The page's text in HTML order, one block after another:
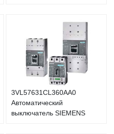
3VL57631CL360AA0
Автоматический
выключатель SIEMENS